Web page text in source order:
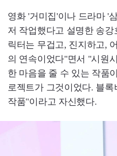
영화 '거미집'이나 드라마 '
저 작업했다고 설명한 송
릭터는 무겁고, 진지하고,
의 연속이었다"면서 "시원
한 마음을 줄 수 있는 작품
로젝트가 그것이었다. 블
작품"이라고 자신했다.